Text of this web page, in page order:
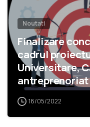
Noutati
Finalizare
cadrul
Universitare,
antreprenoriat
cod SMIS
16/05/2022